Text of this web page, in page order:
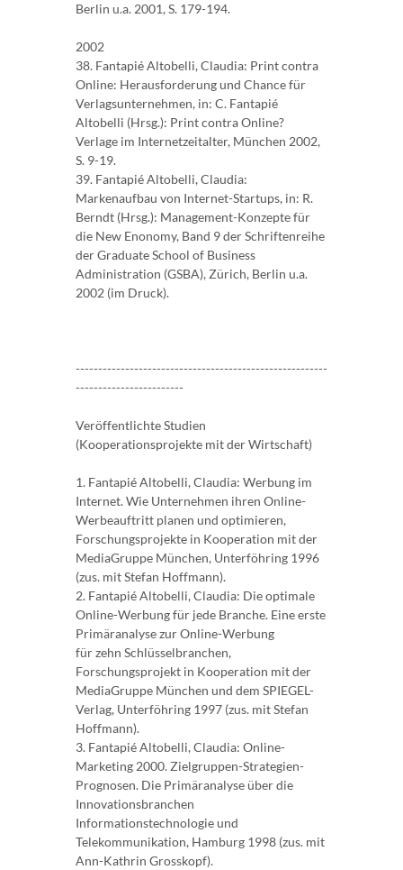
Berlin u.a. 2001, S. 179-194.
2002
38. Fantapié Altobelli, Claudia: Print contra
Online: Herausforderung und Chance für
Verlagsunternehmen, in: C. Fantapié
Altobelli (Hrsg.): Print contra Online?
Verlage im Internetzeitalter, München 2002,
S. 9-19.
39. Fantapié Altobelli, Claudia:
Markenaufbau von Internet-Startups, in: R.
Berndt (Hrsg.): Management-Konzepte für
die New Enonomy, Band 9 der Schriftenreihe
der Graduate School of Business
Administration (GSBA), Zürich, Berlin u.a.
2002 (im Druck).
--------------------------------------------------------
------------------------
Veröffentlichte Studien
(Kooperationsprojekte mit der Wirtschaft)
1. Fantapié Altobelli, Claudia: Werbung im
Internet. Wie Unternehmen ihren Online-
Werbeauftritt planen und optimieren,
Forschungsprojekte in Kooperation mit der
MediaGruppe München, Unterföhring 1996
(zus. mit Stefan Hoffmann).
2. Fantapié Altobelli, Claudia: Die optimale
Online-Werbung für jede Branche. Eine erste
Primäranalyse zur Online-Werbung
für zehn Schlüsselbranchen,
Forschungsprojekt in Kooperation mit der
MediaGruppe München und dem SPIEGEL-
Verlag, Unterföhring 1997 (zus. mit Stefan
Hoffmann).
3. Fantapié Altobelli, Claudia: Online-
Marketing 2000. Zielgruppen-Strategien-
Prognosen. Die Primäranalyse über die
Innovationsbranchen
Informationstechnologie und
Telekommunikation, Hamburg 1998 (zus. mit
Ann-Kathrin Grosskopf).